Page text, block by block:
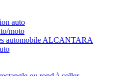
auto
moto
automobile ALCANTARA